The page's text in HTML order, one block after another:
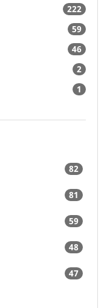
222
59
46
2
1 result
82results
81 results
59results
48 results
47results